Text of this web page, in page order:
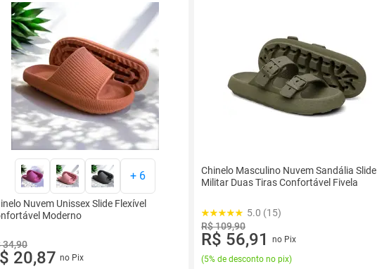
+ 6
Nuvem Unissex Slide Flexível
Moderno
34,90
20,87 no Pix
Chinelo Masculino Nuvem Sandália Slide
Militar Duas Tiras Confortável Fivela
5.0 (15)
R$ 109,90
R$ 56,91
no Pix
(5% de desconto no pix)